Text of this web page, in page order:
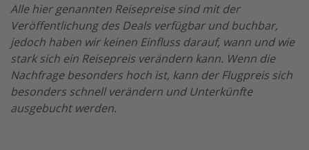
Alle hier genannten Reisepreise sind mit der
Veröffentlichung des Deals verfügbar und buchbar,
jedoch haben wir keinen Einfluss darauf, wann und wie
stark sich ein Reisepreis verändern kann. Wenn die
Nachfrage besonders hoch ist, kann der Flugpreis sich
besonders schnell verändern und Unterkünfte
ausgebucht werden.